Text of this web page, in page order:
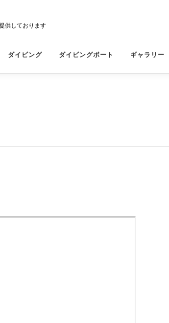
供しております
ダイビング ダイビングボート ギャラリー